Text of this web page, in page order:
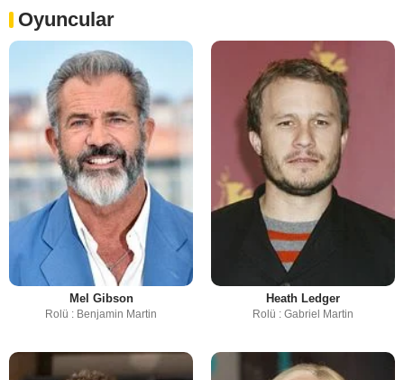
Oyuncular
Mel Gibson
Rolü : Benjamin Martin
Heath Ledger
Rolü : Gabriel Martin